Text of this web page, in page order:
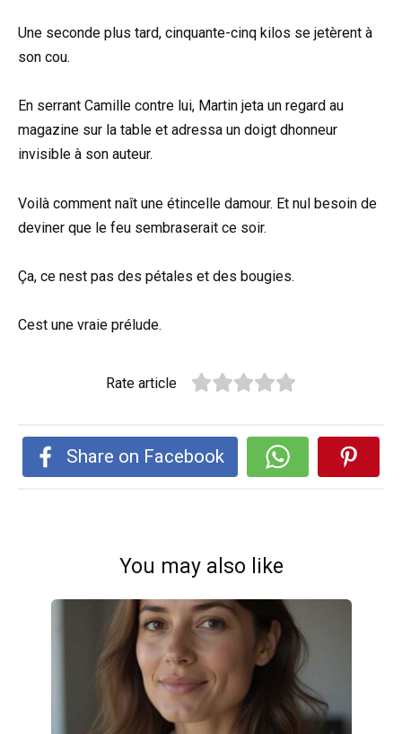
Une seconde plus tard, cinquante-cinq kilos se jetèrent à
son cou.
En serrant Camille contre lui, Martin jeta un regard au
magazine sur la table et adressa un doigt dhonneur
invisible à son auteur.
Voilà comment naît une étincelle damour. Et nul besoin de
deviner que le feu sembraserait ce soir.
Ça, ce nest pas des pétales et des bougies.
Cest une vraie prélude.
Rate article
Share on Facebook
You may also like